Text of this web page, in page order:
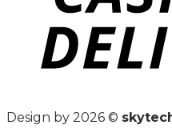
Design by 2026 ©